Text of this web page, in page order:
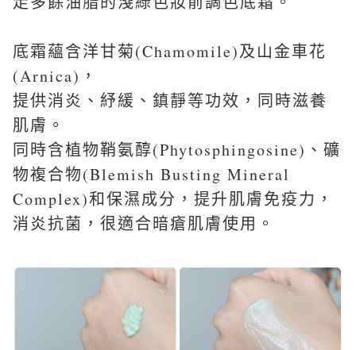
底霜蘊含洋甘菊(Chamomile)及山金車花
(Arnica)，
提供消炎、紓緩、鎮靜等功效，同時滋養
肌膚。
同時含植物鞘氨醇(Phytosphingosine)、礦
物複合物(Blemish Busting Mineral
Complex)和保濕成分，提升肌膚免疫力，
消炎抗菌，很適合暗瘡肌膚使用。